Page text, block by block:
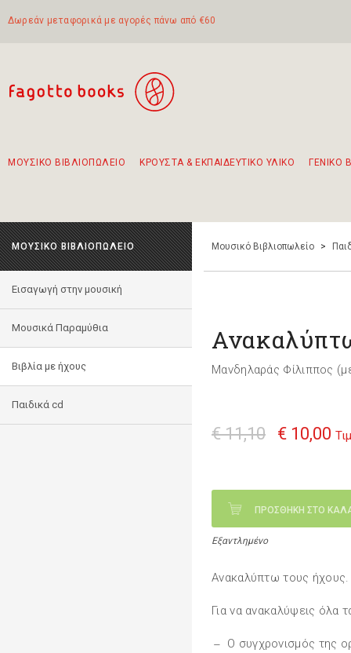
Δωρεάν μεταφορικά με αγορές πάνω από €60
ΜΟΥΣΙΚΟ ΒΙΒΛΙΟΠΩΛΕΙΟ ΚΡΟΥΣΤΑ & ΕΚΠΑΙΔΕΥΤΙΚΟ ΥΛΙΚΟ ΓΕΝΙΚΟ
ΜΟΥΣΙΚΟ ΒΙΒΛΙΟΠΩΛΕΙΟ
Εισαγωγή στην μουσική
Μουσικά Παραμύθια
Βιβλία με ήχους
Παιδικά cd
Μουσικό Βιβλιοπωλείο >
Μανδηλαράς Φίλιππος
€ 11,10 € 10,00
ΠΡΟΣΘΗΚΗ ΣΤΟ
Εξαντλημένο
Ανακαλύπτω τους ήχους.
Για να ανακαλύψεις όλα
Ο συγχρονισμός της